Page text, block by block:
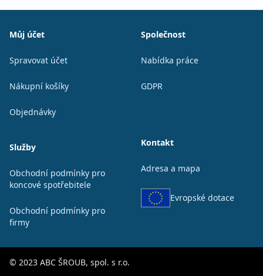
Můj účet
Spravovat účet
Nákupní košíky
Objednávky
Služby
Obchodní podmínky pro
koncové spotřebitele
Obchodní podmínky pro
firmy
Společnost
Nabídka práce
GDPR
Kontakt
Adresa a mapa
Evropské dotace
© 2023 ABC ŠROUB, spol. s r.o.